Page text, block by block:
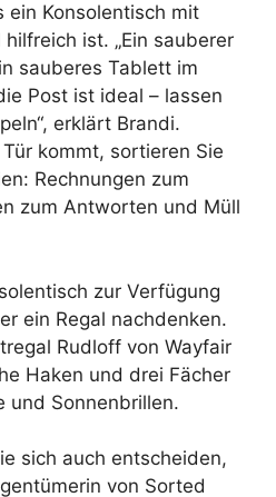
ein Konsolentisch mit
ist. „Ein sauberer
sauberes Tablett im
Post ist ideal – lassen
erklärt Brandi.
kommt, sortieren Sie
Rechnungen zum
zum Antworten und Müll
zur Verfügung
ein Regal nachdenken.
Rudloff von Wayfair
Haken und drei Fächer
und Sonnenbrillen.
sich auch entscheiden,
von Sorted